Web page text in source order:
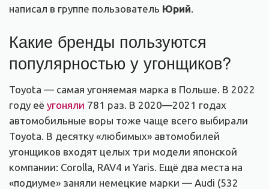
написал в группе пользователь Юрий.
Какие бренды пользуются
популярностью у угонщиков?
Toyota — самая угоняемая марка в Польше. В 2022
году её угоняли 781 раз. В 2020—2021 годах
автомобильные воры тоже чаще всего выбирали
Toyota. В десятку «любимых» автомобилей
угонщиков входят целых три модели японской
компании: Corolla, RAV4 и Yaris. Ещё два места на
«подиуме» заняли немецкие марки — Audi (532